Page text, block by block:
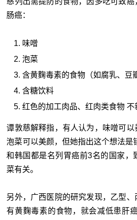
肠癌：
味噌
泡菜
含黄麴毒素的食物（如腐乳、豆
含糖饮料
红色的加工肉品、红肉类食物
谭敦慈解释指，有人认为，味噌可
泡菜可以美颜，但她指出这个想法是
和韩国都是名列胃癌前3名的国家，
菜有关。
另外，广西医院的研究发现，乙型
有黄麴毒素的食物，就会减低患肝